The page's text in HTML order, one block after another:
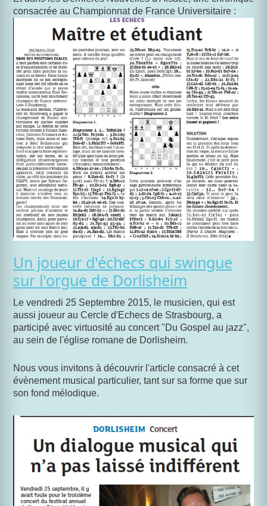
consacrée au Championnat de France Universitaire :
Un joueur d'échecs qui swingue
sur l'orgue de Dorlisheim
Le vendredi 25 Septembre 2015, le musicien, qui est
aussi joueur au Cercle d'Echecs de Strasbourg, a
participé avec virtuosité au concert "Du Gospel au jazz",
au sein de l'église romane de Dorlisheim.
Nous vous invitons à découvrir l'article consacré à cet
évènement musical particulier, tant sur sa forme que sur
son fond mélodique.